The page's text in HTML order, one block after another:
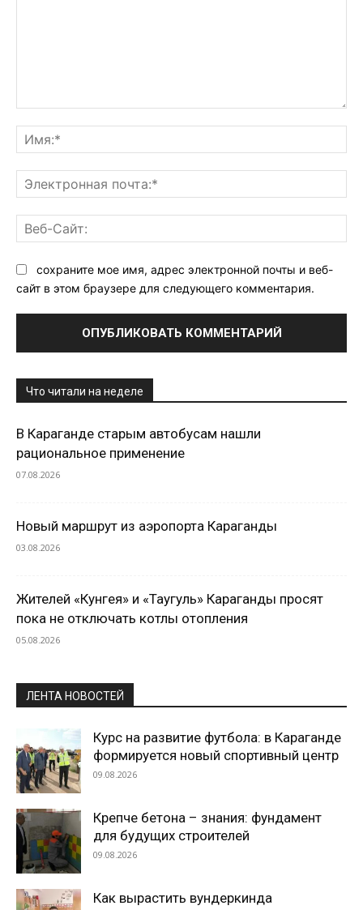
сохраните мое имя, адрес электронной почты и веб-
сайт в этом браузере для следующего комментария.
Что читали на неделе
В Караганде старым автобусам нашли
рациональное применение
07.08.2026
Новый маршрут из аэропорта Караганды
03.08.2026
Жителей «Кунгея» и «Таугуль» Караганды просят
пока не отключать котлы отопления
05.08.2026
ЛЕНТА НОВОСТЕЙ
Курс на развитие футбола: в Караганде
формируется новый спортивный центр
09.08.2026
Крепче бетона – знания: фундамент
для будущих строителей
09.08.2026
Как вырастить вундеркинда